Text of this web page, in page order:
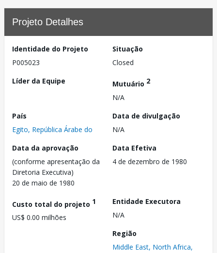
Projeto Detalhes
Identidade do Projeto
P005023
Situação
Closed
Líder da Equipe
Mutuário 2
N/A
País
Egito, República Árabe do
Data de divulgação
N/A
Data da aprovação
(conforme apresentação da
Diretoria Executiva)
20 de maio de 1980
Data Efetiva
4 de dezembro de 1980
Custo total do projeto 1
US$ 0.00 milhões
Entidade Executora
N/A
Região
Middle East, North Africa,